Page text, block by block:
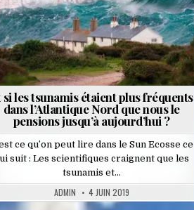
si les tsunamis étaient plus fréquents
dans l’Atlantique Nord que nous le
pensions jusqu’à aujourd’hui ?
ce qu’on peut lire dans le Sun Ecosse ce
suit : Les scientifiques craignent que les
tsunamis et…
ADMIN 4 JUIN 2019